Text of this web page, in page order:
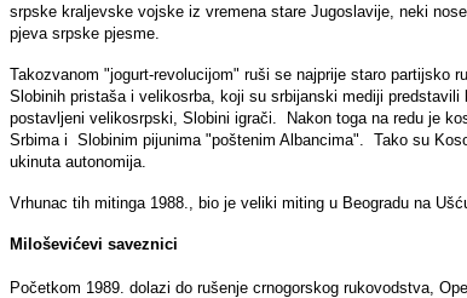
srpske kraljevske vojske iz vremena stare Jugoslavije, neki
pjeva srpske pjesme.
Takozvanom "jogurt-revolucijom" ruši se najprije staro partijsko
Slobinih pristaša i velikosrba, koji su srbijanski mediji
postavljeni velikosrpski, Slobini igrači. Nakon toga na redu je
Srbima i Slobinim pijunima "poštenim Albancima". Tako su
ukinuta autonomija.
Vrhunac tih mitinga 1988., bio je veliki miting u Beogradu na
Miloševićevi saveznici
Početkom 1989. dolazi do rušenje crnogorskog rukovodstva,